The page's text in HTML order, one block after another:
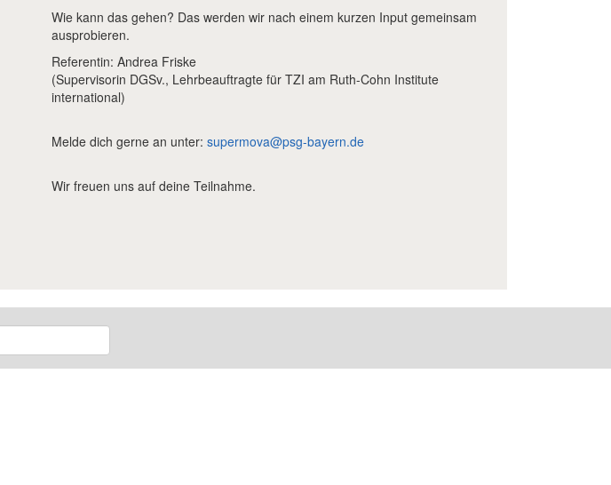
Wie kann das gehen? Das werden wir nach einem kurzen Input gemeinsam
ausprobieren.
Referentin: Andrea Friske
(Supervisorin DGSv., Lehrbeauftragte für TZI am Ruth-Cohn Institute
international)
Melde dich gerne an unter: supermova@psg-bayern.de
Wir freuen uns auf deine Teilnahme.